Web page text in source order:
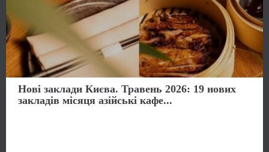
Нові заклади Києва. Травень 2026: 19 нових
закладів місяця азійські кафе...